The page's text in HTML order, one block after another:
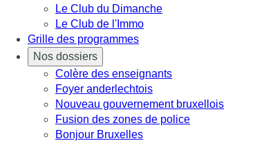
Le Club du Dimanche
Le Club de l'Immo
Grille des programmes
Nos dossiers
Colère des enseignants
Foyer anderlechtois
Nouveau gouvernement bruxellois
Fusion des zones de police
Bonjour Bruxelles